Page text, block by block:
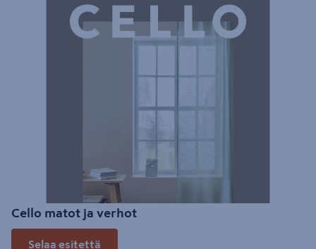
Cello matot ja verhot
Selaa esitettä